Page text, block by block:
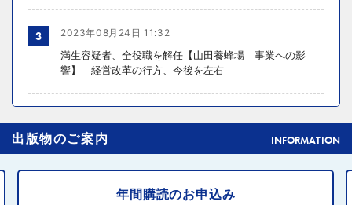
3 2023年08月24日 11:32
満生容疑者、全役職を解任【山田養蜂場 事業への影
響】 経営改革の行方、今後を左右
4
元ディノスの石川森生氏、ECのプロフェッショナルらの
共助型ネットワーク組織立ち上げ
2024年10月31日 14:10
出版物のご案内 INFORMATION
年間購読のお申込み